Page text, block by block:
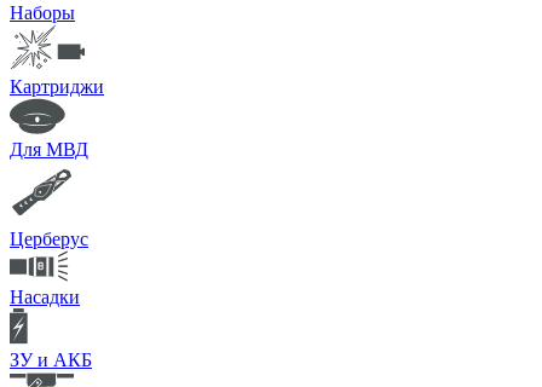
Наборы
Картриджи
Для МВД
Церберус
Насадки
ЗУ и АКБ